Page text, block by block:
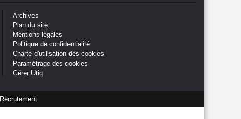
Archives
Plan du site
Mentions légales
Politique de confidentialité
Charte d'utilisation des cookies
Paramétrage des cookies
Gérer Utiq
Recrutement